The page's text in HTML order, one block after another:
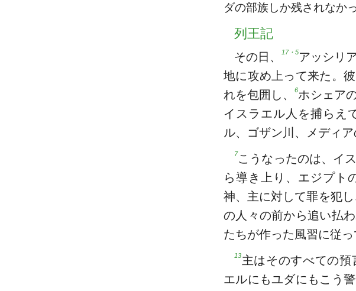
ダの部族しか残されなかっ
列王記
その日、17・5アッシリ
地に攻め上って来た。
れを包囲し、6ホシェア
イスラエル人を捕らえ
ル、ゴザン川、メディア
7こうなったのは、イ
ら導き上り、エジプト
神、主に対して罪を犯
の人々の前から追い払
たちが作った風習に従っ
13主はそのすべての
エルにもユダにもこう